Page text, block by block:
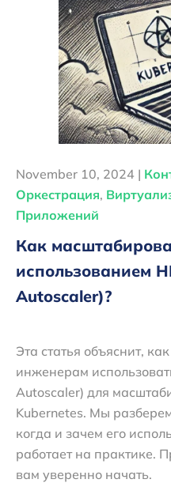
November 10, 2024 |
Оркестрация,
Приложений
Как
использованием
Autoscaler)?
Эта статья объяснит,
инженерам
Autoscaler) для
Kubernetes. Мы
когда и зачем его
работает на практике.
вам уверенно начать.